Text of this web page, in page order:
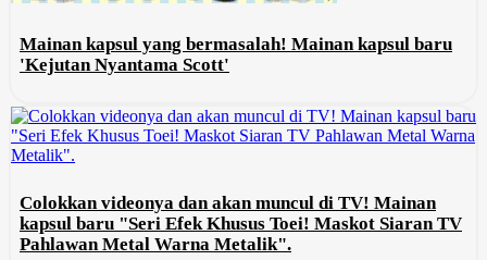
Mainan kapsul yang bermasalah! Mainan kapsul baru
'Kejutan Nyantama Scott'
Colokkan videonya dan akan muncul di TV! Mainan
kapsul baru "Seri Efek Khusus Toei! Maskot Siaran TV
Pahlawan Metal Warna Metalik".